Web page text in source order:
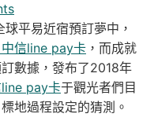
平易近宿預訂夢中，
信line pay卡 ，而成就
數據，發布了2018年
pay卡于觀光者們目
地過程設定的猜測。